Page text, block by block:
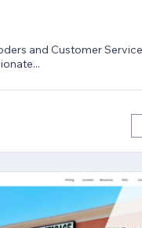
and Customer